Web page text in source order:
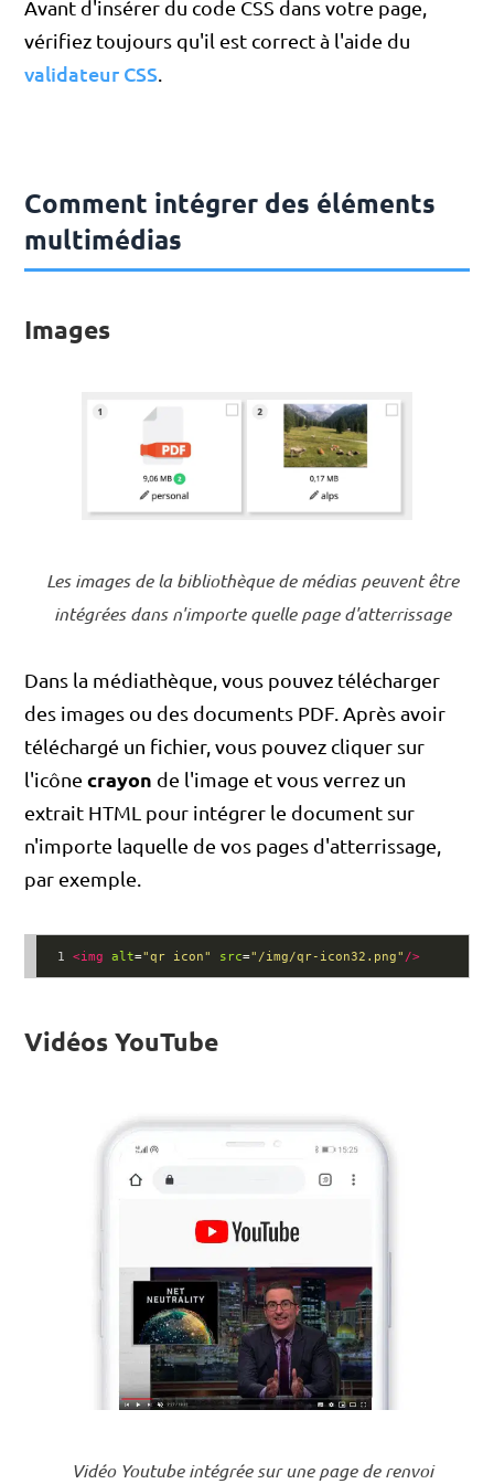
Avant d'insérer du code CSS dans votre page,
vérifiez toujours qu'il est correct à l'aide du
validateur CSS.
Comment intégrer des éléments
multimédias
Images
Les images de la bibliothèque de médias peuvent être
intégrées dans n'importe quelle page d'atterrissage
Dans la médiathèque, vous pouvez télécharger
des images ou des documents PDF. Après avoir
téléchargé un fichier, vous pouvez cliquer sur
l'icônecrayon de l'image et vous verrez un
extrait HTML pour intégrer le document sur
n'importe laquelle de vos pages d'atterrissage,
par exemple.
1 <img alt="qr icon" src="/img/qr-icon32.png" />
Vidéos YouTube
Vidéo Youtube intégrée sur une page de renvoi